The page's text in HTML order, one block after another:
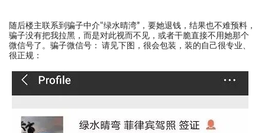
随后楼主联系到骗子中介“绿水晴湾”，要她退钱，结果也不难预料，
骗子没有把我拉黑，而是对此视而不见，或者干脆直接不用她那个
微信号了。骗子微信号： 请见下图，很会包装，装的自己很专业、
很正规：